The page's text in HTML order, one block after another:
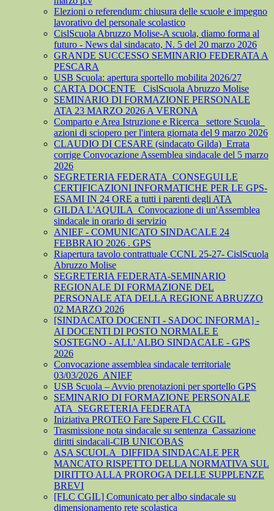
Elezioni o referendum: chiusura delle scuole e impegno
lavorativo del personale scolastico
CislScuola Abruzzo Molise-A scuola, diamo forma al
futuro - News dal sindacato, N. 5 del 20 marzo 2026
GRANDE SUCCESSO SEMINARIO FEDERATA A
PESCARA
USB Scuola: apertura sportello mobilita 2026/27
CARTA DOCENTE_ CislScuola Abruzzo Molise
SEMINARIO DI FORMAZIONE PERSONALE
ATA 23 MARZO 2026 A VERONA
Comparto e Area Istruzione e Ricerca_ settore Scuola_
azioni di sciopero per l'intera giornata del 9 marzo 2026
CLAUDIO DI CESARE (sindacato Gilda)_Errata
corrige Convocazione Assemblea sindacale del 5 marzo
2026
SEGRETERIA FEDERATA_CONSEGUI LE
CERTIFICAZIONI INFORMATICHE PER LE GPS-
ESAMI IN 24 ORE a tutti i parenti degli ATA
GILDA L'AQUILA_Convocazione di un'Assemblea
sindacale in orario di servizio
ANIEF - COMUNICATO SINDACALE 24
FEBBRAIO 2026 . GPS
Riapertura tavolo contrattuale CCNL 25-27- CislScuola
Abruzzo Molise
SEGRETERIA FEDERATA-SEMINARIO
REGIONALE DI FORMAZIONE DEL
PERSONALE ATA DELLA REGIONE ABRUZZO
02 MARZO 2026
[SINDACATO DOCENTI - SADOC INFORMA] -
AI DOCENTI DI POSTO NORMALE E
SOSTEGNO - ALL' ALBO SINDACALE - GPS
2026
Convocazione assemblea sindacale territoriale
03/03/2026_ANIEF
USB Scuola – Avvio prenotazioni per sportello GPS
SEMINARIO DI FORMAZIONE PERSONALE
ATA_SEGRETERIA FEDERATA
Iniziativa PROTEO Fare Sapere FLC CGIL
Trasmissione nota sindacale su sentenza_Cassazione
diritti sindacali-CIB UNICOBAS
ASA SCUOLA_DIFFIDA SINDACALE PER
MANCATO RISPETTO DELLA NORMATIVA SUL
DIRITTO ALLA PROROGA DELLE SUPPLENZE
BREVI
[FLC CGIL] Comunicato per albo sindacale su
dimensionamento rete scolastica